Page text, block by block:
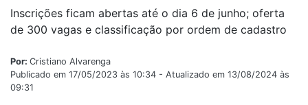
Inscrições ficam abertas até o dia 6 de junho; oferta
de 300 vagas e classificação por ordem de cadastro
Por: Cristiano Alvarenga
Publicado em 17/05/2023 às 10:34 - Atualizado em 13/08/2024 às
09:31